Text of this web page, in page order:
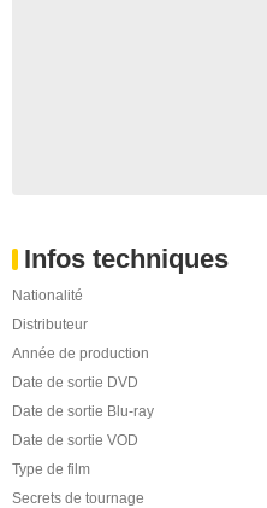
Infos techniques
Nationalité
Distributeur
Année de production
Date de sortie DVD
Date de sortie Blu-ray
Date de sortie VOD
Type de film
Secrets de tournage